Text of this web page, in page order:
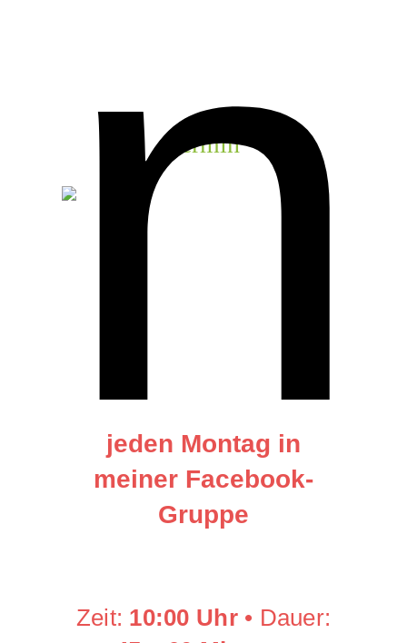
Termin
jeden Montag in
meiner Facebook-
Gruppe
Zeit: 10:00 Uhr• Dauer: